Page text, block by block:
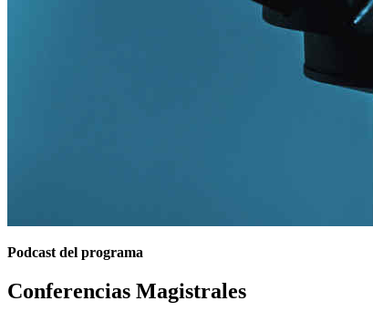
Podcast del programa
Conferencias Magistrales